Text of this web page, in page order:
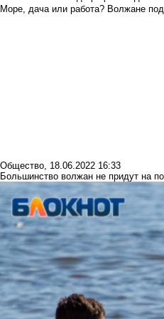
Море, дача или работа? Волжане
Общество, 18.06.2022 16:33
Большинство волжан не придут на